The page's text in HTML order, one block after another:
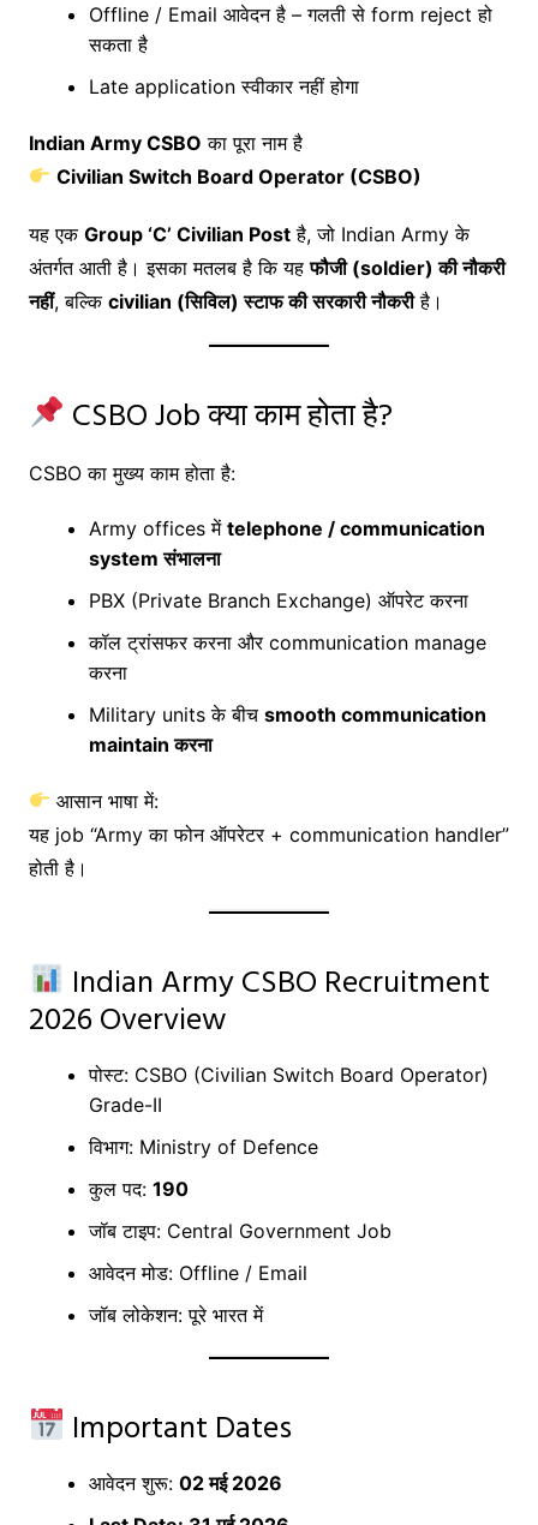
Offline / Email आवेदन है – गलती से form reject हो
सकता है
Late application स्वीकार नहीं होगा
Indian Army CSBO का पूरा नाम है
Civilian Switch Board Operator (CSBO)
यह एक Group ‘C’ Civilian Postहै, जो Indian Army के
अंतर्गत आती है। इसका मतलब है कि यहफौजी (soldier) की नौकरी
नहीं, बल्कि civilian (सिविल) स्टाफ की सरकारी नौकरीहै।
CSBO Job क्या काम होता है?
CSBO का मुख्य काम होता है:
Army offices में telephone / communication
system संभालना
PBX (Private Branch Exchange) ऑपरेट करना
कॉल ट्रांसफर करना और communication manage
करना
Military units के बीच smooth communication
maintain करना
आसान भाषा में:
यह job “Army का फोन ऑपरेटर + communication handler”
होती है।
Indian Army CSBO Recruitment
2026 Overview
पोस्ट: CSBO (Civilian Switch Board Operator)
Grade-II
विभाग: Ministry of Defence
कुल पद: 190
जॉब टाइप: Central Government Job
आवेदन मोड: Offline / Email
जॉब लोकेशन: पूरे भारत में
Important Dates
आवेदन शुरू: 02 मई 2026